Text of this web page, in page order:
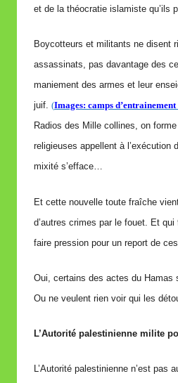
et de la théocratie islamiste qu’ils
Boycotteurs et militants ne disent
assassinats, pas davantage des
maniement des armes et leur
juif. (Images: camps
Radios des Mille collines, on
religieuses appellent à
mixité s’efface…
Et cette nouvelle toute fraîche
d’autres crimes par le fouet. Et
faire pression pour un report de
Oui, certains des actes du Hamas
Ou ne veulent rien voir qui les
L’Autorité palestinienne milite
L’Autorité palestinienne n’est